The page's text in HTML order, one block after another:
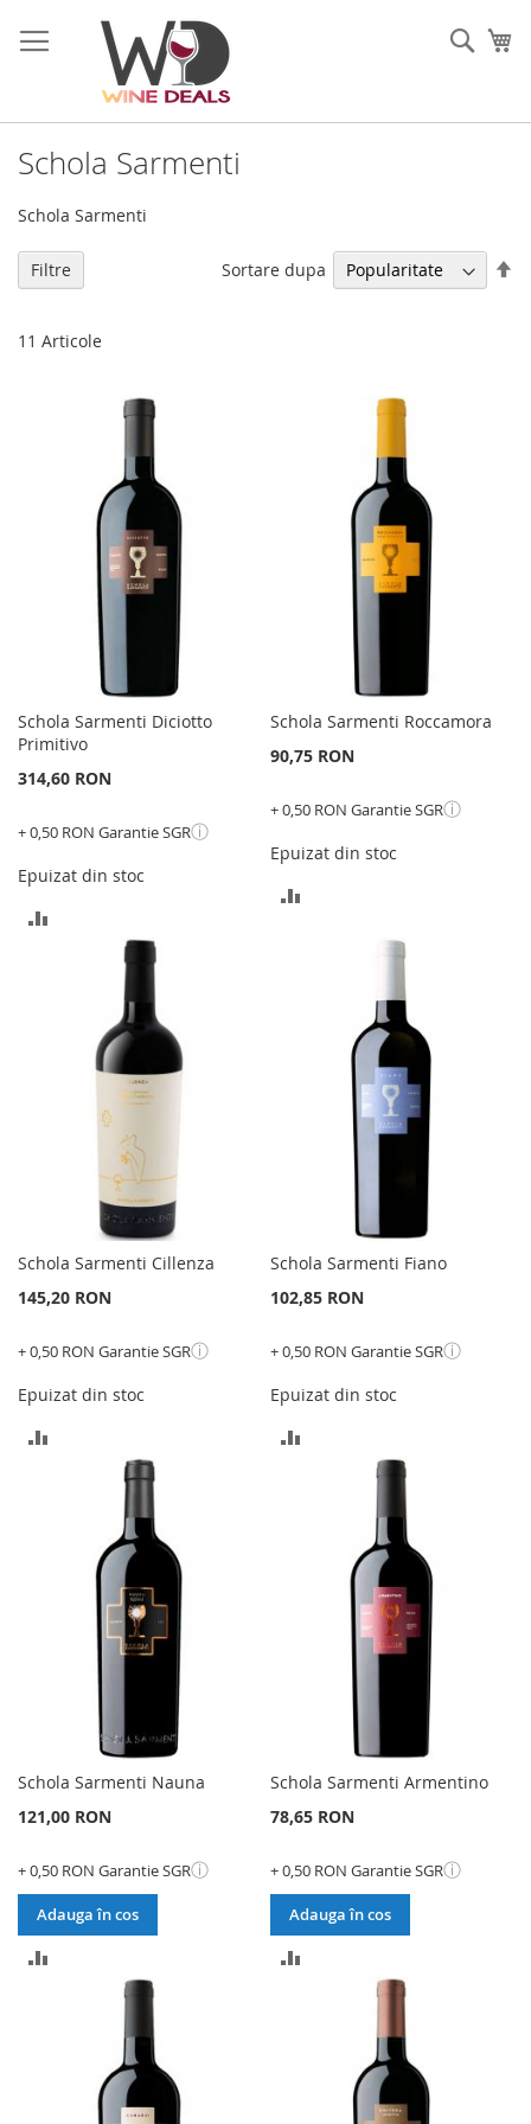
la
Continut
Schola Sarmenti
Schola Sarmenti
11 Articole
Sortare dupa
Schola Sarmenti Diciotto
Primitivo
314,60 RON
+ 0,50 RON Garantie SGRⓘ
Epuizat din stoc
COMPARARE
Schola Sarmenti Roccamora
90,75 RON
+ 0,50 RON Garantie SGRⓘ
Epuizat din stoc
COMPARARE
Schola Sarmenti Cillenza
145,20 RON
+ 0,50 RON Garantie SGRⓘ
Epuizat din stoc
COMPARARE
Schola Sarmenti Fiano
102,85 RON
+ 0,50 RON Garantie SGRⓘ
Epuizat din stoc
COMPARARE
Schola Sarmenti Nauna
121,00 RON
+ 0,50 RON Garantie SGRⓘ
Adauga în cos
COMPARARE
Schola Sarmenti Armentino
78,65 RON
+ 0,50 RON Garantie SGRⓘ
Adauga în cos
COMPARARE
Filtre